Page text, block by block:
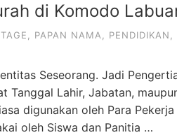
di Komodo
, PAPAN NAMA, PENDIDIKAN,
Seseorang. Jadi
Tanggal Lahir, Jabatan,
digunakan oleh Para
oleh Siswa dan Panitia …